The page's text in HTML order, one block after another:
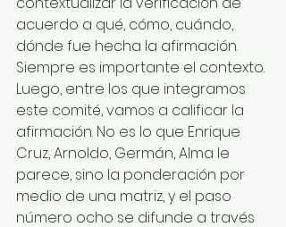
acuerdo a qué, cómo, cuándo,
dónde fue hecha la afirmación.
Siempre es importante el contexto.
Luego, entre los que integramos
este comité, vamos a calificar la
afirmación. No es lo que Enrique
Cruz, Arnoldo, Germán, Alma le
parece, sino la ponderación por
medio de una matriz, y el paso
número ocho se difunde a través